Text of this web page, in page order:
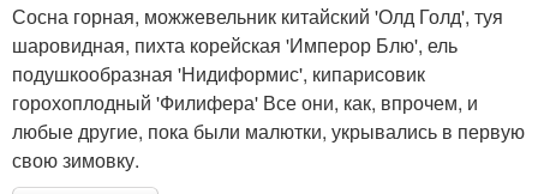
Сосна горная, можжевельник китайский 'Олд Голд', туя
шаровидная, пихта корейская 'Имперор Блю', ель
подушкообразная 'Нидиформис', кипарисовик
горохоплодный 'Филифера' Все они, как, впрочем, и
любые другие, пока были малютки, укрывались в первую
свою зимовку.